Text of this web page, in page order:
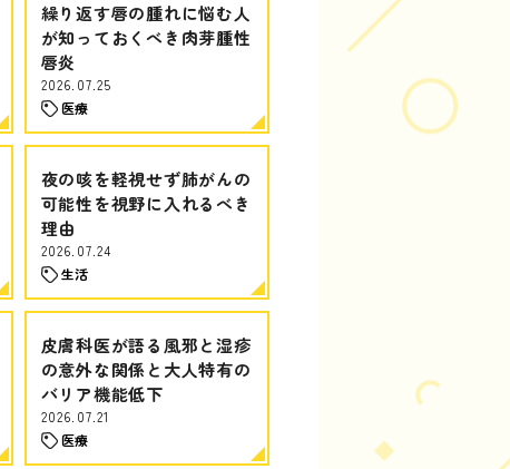
繰り返す唇の腫れに悩む人
が知っておくべき肉芽腫性
唇炎
2026.07.25
医療
夜の咳を軽視せず肺がんの
可能性を視野に入れるべき
理由
2026.07.24
生活
皮膚科医が語る風邪と湿疹
の意外な関係と大人特有の
バリア機能低下
2026.07.21
医療